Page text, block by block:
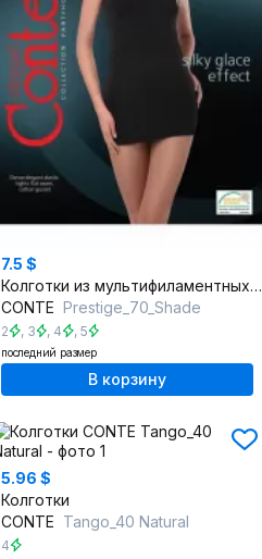
7.5 $
Колготки из мультифиламентных нитей, шёлковый эффект, круглый год
CONTE Prestigе_70_Shade
2 , 3 , 4 , 5
последний размер
В корзину
5.96 $
Колготки
CONTE Tango_40 Natural
4